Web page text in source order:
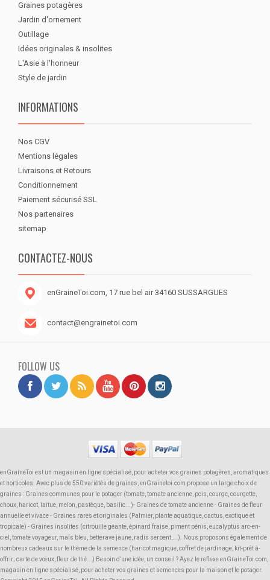
Graines potagères
Jardin d'ornement
Outillage
Idées originales & insolites
L'Asie à l'honneur
Style de jardin
INFORMATIONS
Nos CGV
Mentions légales
Livraisons et Retours
Conditionnement
Paiement sécurisé SSL
Nos partenaires
sitemap
CONTACTEZ-NOUS
enGraineToi.com, 17 rue bel air 34160 SUSSARGUES
contact@engrainetoi.com
FOLLOW US
enGraineToi est un magasin en ligne spécialisé, pour acheter vos graines potagères, aromatiques
et horticoles. Avec plus de 550 variétés de graines, enGrainetoi.com propose un large choix de
graines : Graines communes pour le potager (tomate, tomate ancienne, pois, courge, courgette,
choux, haricot, laitue, melon, pastèque, basilic...)- Graines de tomate ancienne - Graines de fleur
annuelle et vivace - Graines rares et originales (Palmier, plante aquatique, cactus, exotique et
tropicale) - Graines insolites (citrouille géante, épinard fraise, piment pénis, eucalyptus arc-en-
ciel, tomate voyageur, maïs bleu, betterave jaune, radis serpent,...). Nous proposons également de
nombreux cadeaux sur le thème de la semence (haricot magique, coffret de jardinage, kit-prêt à-
offrir; carte de vœux, fleur de thé...) Besoin d’une idée, un conseil ? Ayez le reflexe enGraineToi.com,
magasin en ligne spécialisé, pour acheter vos graines et semences pour la maison et le potager.